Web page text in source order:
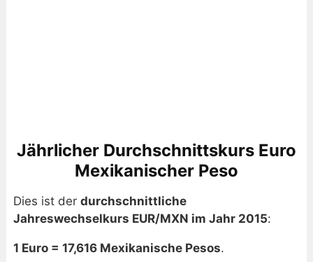
Jährlicher Durchschnittskurs Euro
Mexikanischer Peso
Dies ist der durchschnittliche
Jahreswechselkurs EUR/MXN im Jahr 2015:
1 Euro = 17,616 Mexikanische Pesos.